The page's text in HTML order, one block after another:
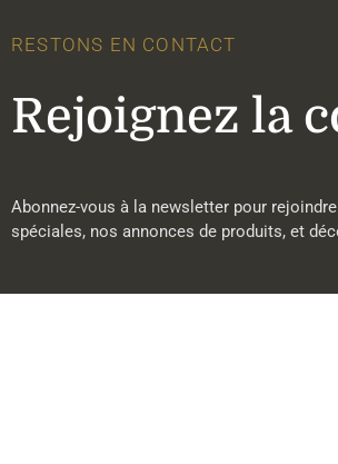
RESTONS EN CONTACT
Rejoignez la
Abonnez-vous à la newsletter pour
spéciales, nos annonces de produits, et